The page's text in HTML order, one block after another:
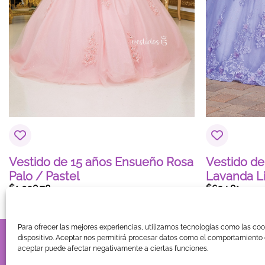
Para ofrecer las mejores experiencias, utilizamos tecnologías como las
dispositivo. Aceptar nos permitirá procesar datos como el
aceptar puede afectar negativamente a ciertas funciones.
Nombre
Vestido de 15 años Ensueño Rosa
Palo / Pastel
$1,038.78
Vestido
Lavanda
$634.81
TIENDA BLOG GUÍA DE COMPRA CONTACTO